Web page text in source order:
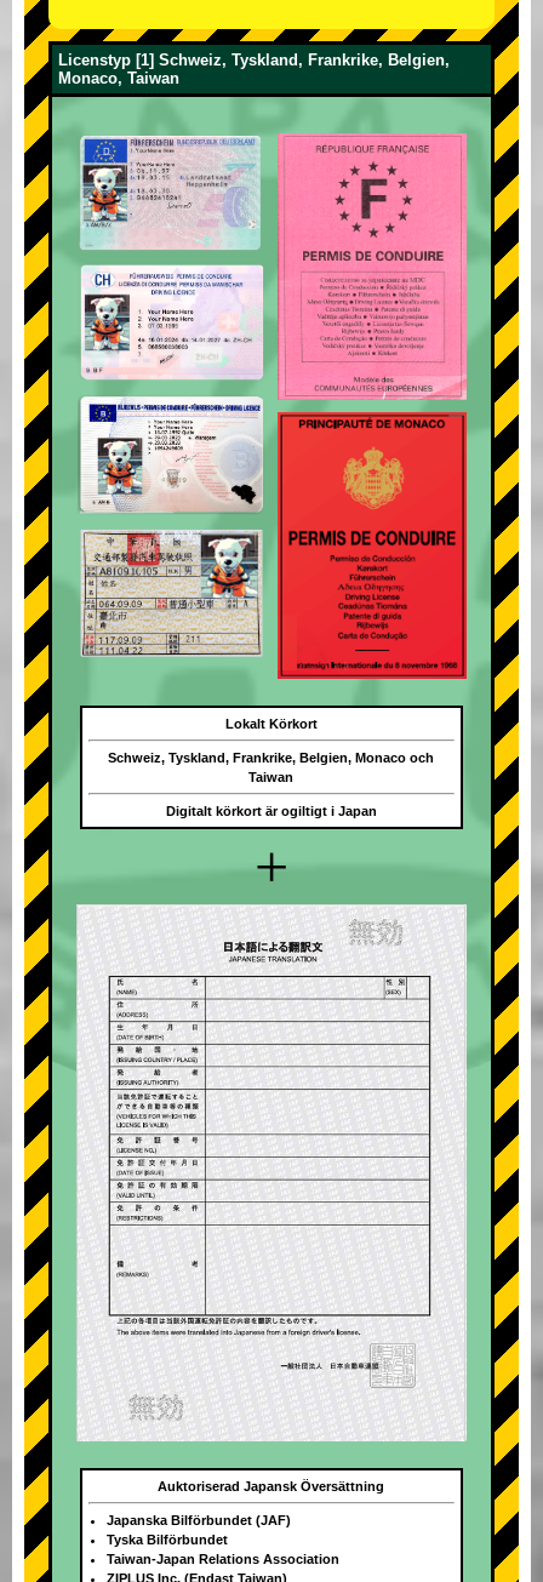
Licenstyp [1] Schweiz, Tyskland, Frankrike, Belgien,
Monaco, Taiwan
+
Lokalt Körkort
Schweiz, Tyskland, Frankrike, Belgien, Monaco och
Taiwan
Digitalt körkort är ogiltigt i Japan
Auktoriserad Japansk Översättning
Japanska Bilförbundet (JAF)
Tyska Bilförbundet
Taiwan-Japan Relations Association
ZIPLUS Inc. (Endast Taiwan)